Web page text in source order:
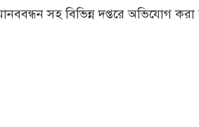
সহ বিভিন্ন দপ্তরে অভিযোগ